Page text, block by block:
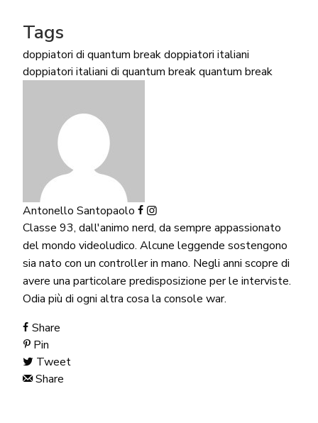
Tags
doppiatori di quantum breakdoppiatori italiani
doppiatori italiani di quantum breakquantum break
Antonello Santopaolo
Classe 93, dall'animo nerd, da sempre appassionato
del mondo videoludico. Alcune leggende sostengono
sia nato con un controller in mano. Negli anni scopre di
avere una particolare predisposizione per le interviste.
Odia più di ogni altra cosa la console war.
Share
Pin
Tweet
Share